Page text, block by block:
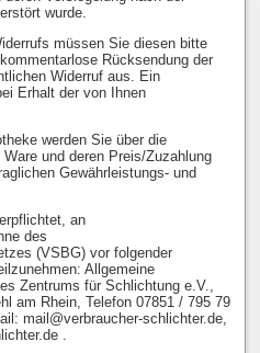
wurde.
müssen Sie diesen bitte
Rücksendung der
Widerruf aus. Ein
Erhalt der von Ihnen
werden Sie über die
und deren Preis/Zuzahlung
Gewährleistungs- und
an
des
(VSBG) vor folgender
Allgemeine
Zentrums für Schlichtung e.V.,
am Rhein, Telefon 07851 / 795 79
mail@verbraucher-schlichter.de,
.